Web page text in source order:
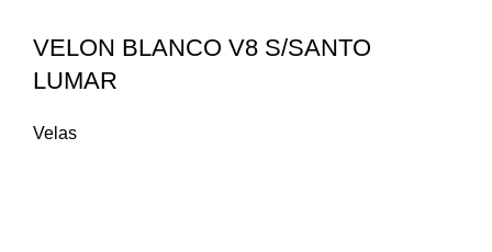
VELON BLANCO V8 S/SANTO
LUMAR
Velas